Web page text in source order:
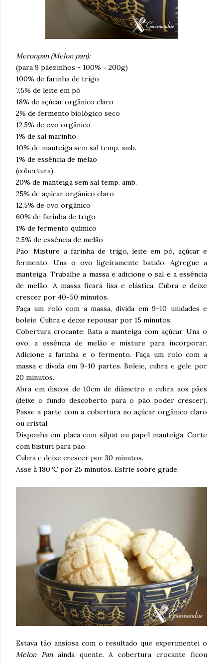
Meronpan (Melon pan):
(para 9 pãezinhos - 100% = 200g)
100% de farinha de trigo
7,5% de leite em pó
18% de açúcar orgânico claro
2% de fermento biológico seco
12,5% de ovo orgânico
1% de sal marinho
10% de manteiga sem sal temp. amb.
1% de essência de melão
(cobertura)
20% de manteiga sem sal temp. amb.
25% de açúcar orgânico claro
12,5% de ovo orgânico
60% de farinha de trigo
1% de fermento químico
2,5% de essência de melão
Pão: Misture a farinha de trigo, leite em pó, açúcar e
fermento. Una o ovo ligeiramente batido. Agregue a
manteiga. Trabalhe a massa e adicione o sal e a essência
de melão. A massa ficará lisa e elástica. Cubra e deixe
crescer por 40-50 minutos.
Faça um rolo com a massa, divida em 9-10 unidades e
boleie. Cubra e deixe repousar por 15 minutos.
Cobertura crocante: Bata a manteiga com açúcar. Una o
ovo, a essência de melão e misture para incorporar.
Adicione a farinha e o fermento. Faça um rolo com a
massa e divida em 9-10 partes. Boleie, cubra e gele por
20 minutos.
Abra em discos de 10cm de diâmetro e cubra aos pães
(deixe o fundo descoberto para o pão poder crescer).
Passe a parte com a cobertura no açúcar orgânico claro
ou cristal.
Disponha em placa com silpat ou papel manteiga. Corte
com bisturi para pão.
Cubra e deixe crescer por 30 minutos.
Asse à 180ºC por 25 minutos. Esfrie sobre grade.
Estava tão ansiosa com o resultado que experimentei o
Melon Panainda quente. A cobertura crocante ficou